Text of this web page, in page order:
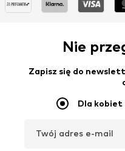
Nie
Zapisz się do
Dla kobiet
Twój adres e-mail